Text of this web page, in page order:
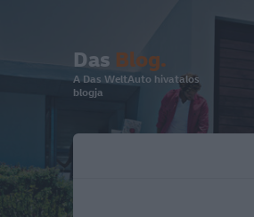
Das Blog.
A Das WeltAuto hivatalos
blogja